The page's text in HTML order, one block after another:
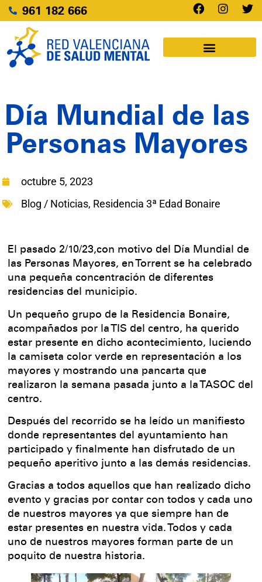
961 182 666
Día Mundial de las
Personas Mayores
octubre 5, 2023
Blog / Noticias, Residencia 3ª Edad Bonaire
El pasado 2/10/23,con motivo del Día Mundial de
las Personas Mayores, en Torrent se ha celebrado
una pequeña concentración de diferentes
residencias del municipio.
Un pequeño grupo de la Residencia Bonaire,
acompañados por la TIS del centro, ha querido
estar presente en dicho acontecimiento, luciendo
la camiseta color verde en representación a los
mayores y mostrando una pancarta que
realizaron la semana pasada junto a la TASOC del
centro.
Después del recorrido se ha leído un manifiesto
donde representantes del ayuntamiento han
participado y finalmente han disfrutado de un
pequeño aperitivo junto a las demás residencias.
Gracias a todos aquellos que han realizado dicho
evento y gracias por contar con todos y cada uno
de nuestros mayores ya que siempre han de
estar presentes en nuestra vida. Todos y cada
uno de nuestros mayores forman parte de un
poquito de nuestra historia.